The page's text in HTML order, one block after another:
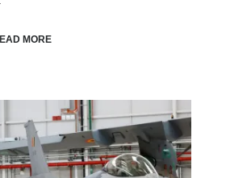
MORE